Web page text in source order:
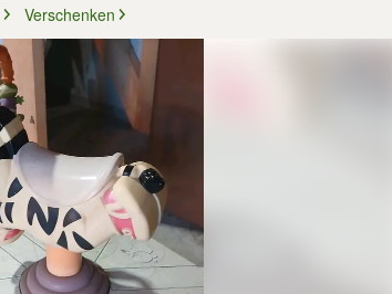
Verschenken